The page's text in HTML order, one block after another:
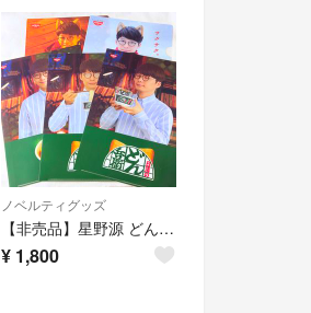
ノベルティグッズ
【非売品】星野源 どん兵衛 ノベルティ 5枚セット
¥ 1,800